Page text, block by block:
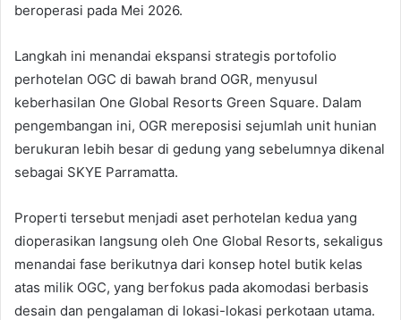
beroperasi pada Mei 2026.
Langkah ini menandai ekspansi strategis portofolio
perhotelan OGC di bawah brand OGR, menyusul
keberhasilan One Global Resorts Green Square. Dalam
pengembangan ini, OGR mereposisi sejumlah unit hunian
berukuran lebih besar di gedung yang sebelumnya dikenal
sebagai SKYE Parramatta.
Properti tersebut menjadi aset perhotelan kedua yang
dioperasikan langsung oleh One Global Resorts, sekaligus
menandai fase berikutnya dari konsep hotel butik kelas
atas milik OGC, yang berfokus pada akomodasi berbasis
desain dan pengalaman di lokasi-lokasi perkotaan utama.